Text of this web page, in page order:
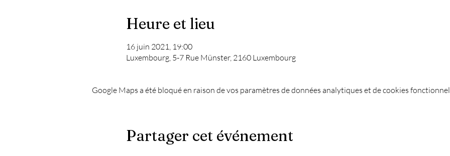
Heure et lieu
16 juin 2021, 19:00
Luxembourg, 5-7 Rue Münster, 2160 Luxembourg
Google Maps a été bloqué en raison de vos paramètres de données analytiques et de cookies
Partager cet événement